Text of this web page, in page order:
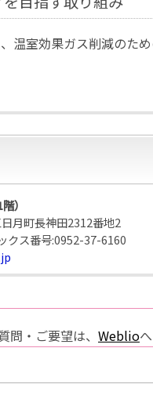
温室効果ガス削減のた
）
月町長神田2312番地2
クス番号:0952-37-6160
・ご要望は、 Weblio